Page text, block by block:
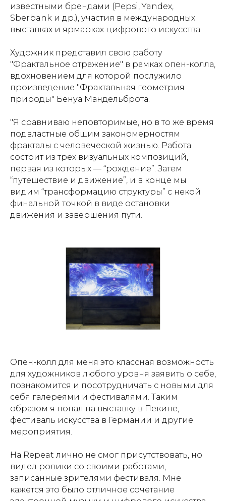
известными брендами (Pepsi, Yandex,
Sberbank и др.), участия в международных
выставках и ярмарках цифрового искусства.
Художник представил свою работу
"Фрактальное отражение" в рамках опен-колла,
вдохновением для которой послужило
произведение "Фрактальная геометрия
природы" Бенуа Мандельброта.
"Я сравниваю неповторимые, но в то же время
подвластные общим закономерностям
фракталы с человеческой жизнью. Работа
состоит из трёх визуальных композиций,
первая из которых — “рождение”. Затем
“путешествие и движение”, и в конце мы
видим “трансформацию структуры” с некой
финальной точкой в виде остановки
движения и завершения пути.
Опен-колл для меня это классная возможность
для художников любого уровня заявить о себе,
познакомится и посотрудничать с новыми для
себя галереями и фестивалями. Таким
образом я попал на выставку в Пекине,
фестиваль искусства в Германии и другие
мероприятия.
На Repeat лично не смог присутствовать, но
видел ролики со своими работами,
записанные зрителями фестиваля. Мне
кажется это было отличное сочетание